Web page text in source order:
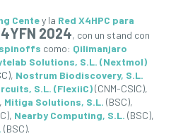
Centey la Red X4HPC para
4YFN 2024, con un stand con
spinoffs como: Qilimanjaro
Solutions, S.L. (Nextmol)
Nostrum Biodiscovery, S.L.
S.L. (FlexiiC)(CNM-CSIC),
Mitiga Solutions, S.L. (BSC),
Nearby Computing, S.L. (BSC),
(BSC).